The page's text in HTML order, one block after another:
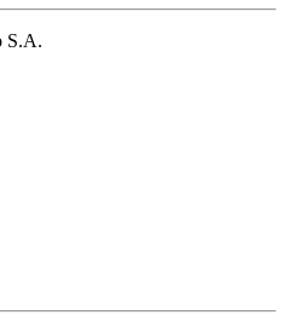
S.A.